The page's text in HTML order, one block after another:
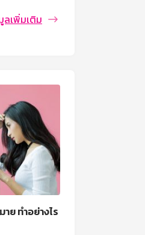
ารให้เร็ว
ลเพิ่มเติม
าย ทำอย่างไร